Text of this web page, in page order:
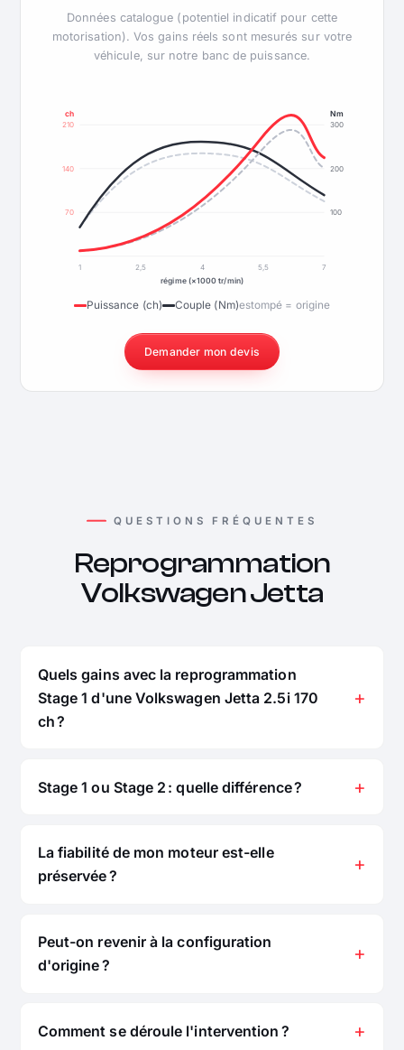
Données catalogue (potentiel indicatif pour cette
motorisation). Vos gains réels sont mesurés sur votre
véhicule, sur notre banc de puissance.
70
140
210
100
200
300
ch Nm
1 2,5 4 5,5
7
régime (×1000 tr/min)
Puissance (ch) Couple (Nm)estompé = origine
Demander mon devis
QUESTIONS FRÉQUENTES
Reprogrammation
Volkswagen Jetta
Quels gains avec la reprogrammation
Stage 1 d'une Volkswagen Jetta 2.5i 170
ch ?
Stage 1 ou Stage 2 : quelle différence ?
La fiabilité de mon moteur est-elle
préservée ?
Peut-on revenir à la configuration
d'origine ?
Comment se déroule l'intervention ?